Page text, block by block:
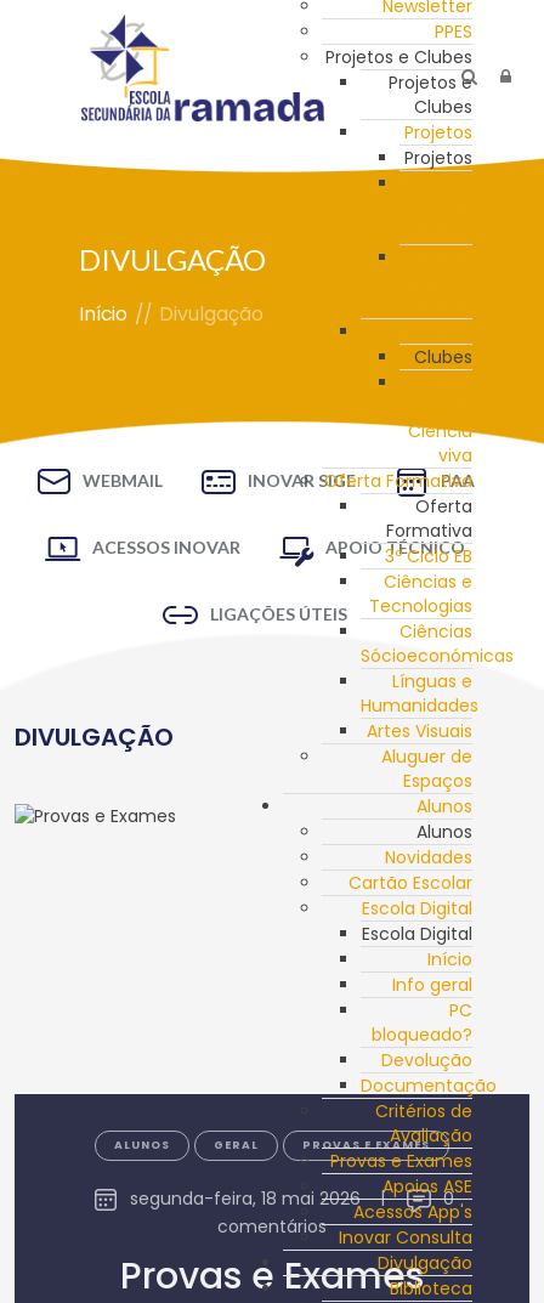
Newsletter
PPES
Projetos e Clubes
Projetos e
Clubes
Projetos
Projetos
Clubes
Ciência
viva
Oferta Formativa
Oferta
Formativa
3º Ciclo EB
Ciências e
Tecnologias
Ciências
Sócioeconómicas
Línguas e
Humanidades
Artes Visuais
Aluguer de
Espaços
Alunos
Alunos
Novidades
Cartão Escolar
Escola Digital
Escola Digital
Início
Info geral
PC
bloqueado?
Devolução
Documentação
Critérios de
Avaliação
Provas e Exames
Apoios ASE
Acessos App's
Inovar Consulta
Divulgação
Biblioteca
DIVULGAÇÃO
Início // Divulgação
WEBMAIL INOVAR SIGE PAA
ACESSOS INOVAR APOIO TÉCNICO
LIGAÇÕES ÚTEIS
DIVULGAÇÃO
ALUNOS GERAL PROVAS E EXAMES
segunda-feira, 18 mai 2026 |
0
comentários
Provas e Exames